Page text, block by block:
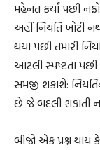
મહેનત કર્યા પછી
અહીં નિયતિ ખોટી
થયા પછી તમારી
આટલી સ્પષ્ટતા
સમજી શકાશે:
છે જે બદલી શકાતી
બીજો એક પ્રશ્ન